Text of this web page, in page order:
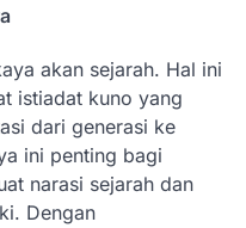
akan sejarah. Hal ini
istiadat kuno yang
dari generasi ke
ini penting bagi
narasi sejarah dan
Dengan